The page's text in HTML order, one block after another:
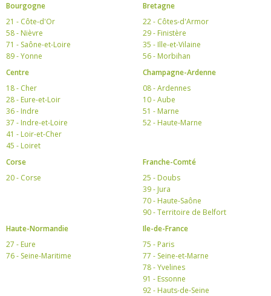
Bourgogne
21 - Côte-d'Or
58 - Nièvre
71 - Saône-et-Loire
89 - Yonne
Bretagne
22 - Côtes-d'Armor
29 - Finistère
35 - Ille-et-Vilaine
56 - Morbihan
Centre
18 - Cher
28 - Eure-et-Loir
36 - Indre
37 - Indre-et-Loire
41 - Loir-et-Cher
45 - Loiret
Champagne-Ardenne
08 - Ardennes
10 - Aube
51 - Marne
52 - Haute-Marne
Corse
20 - Corse
Franche-Comté
25 - Doubs
39 - Jura
70 - Haute-Saône
90 - Territoire de Belfort
Haute-Normandie
27 - Eure
76 - Seine-Maritime
Ile-de-France
75 - Paris
77 - Seine-et-Marne
78 - Yvelines
91 - Essonne
92 - Hauts-de-Seine